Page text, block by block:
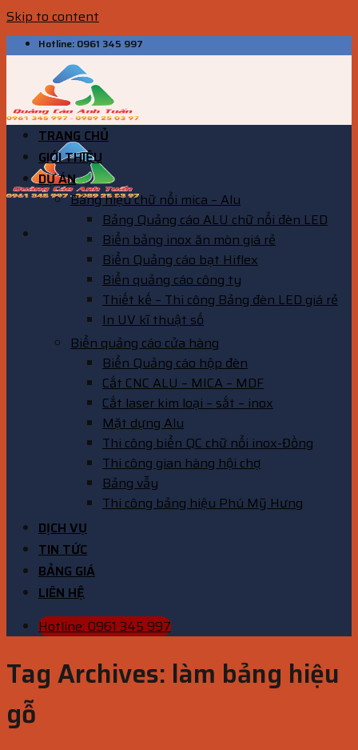
Skip to content
Hotline: 0961 345 997
TRANG CHỦ
GIỚI THIỆU
DỰ ÁN
Bảng hiệu chữ nổi mica – Alu
Bảng Quảng cáo ALU chữ nổi đèn LED
Biển bảng inox ăn mòn giá rẻ
Biển Quảng cáo bạt Hiflex
Biển quảng cáo công ty
Thiết kế – Thi công Bảng đèn LED giá rẻ
In UV kĩ thuật số
Biển quảng cáo cửa hàng
Biển Quảng cáo hộp đèn
Cắt CNC ALU – MICA – MDF
Cắt laser kim loại – sắt – inox
Mặt dựng Alu
Thi công biển QC chữ nổi inox-Đồng
Thi công gian hàng hội chợ
Bảng vẫy
Thi công bảng hiệu Phú Mỹ Hưng
DỊCH VỤ
TIN TỨC
BẢNG GIÁ
LIÊN HỆ
Hotline: 0961 345 997
Tag Archives: làm bảng hiệu
gỗ